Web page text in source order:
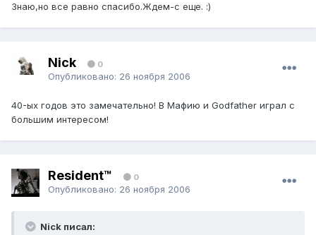
Знаю,но все равно спасибо.Ждем-с еще. :)
Nick 0
Опубликовано: 26 ноября 2006
40-ых годов это замечательно! В Мафию и Godfather играл с
большим интересом!
Resident™ 0
Опубликовано: 26 ноября 2006
Nick писал: